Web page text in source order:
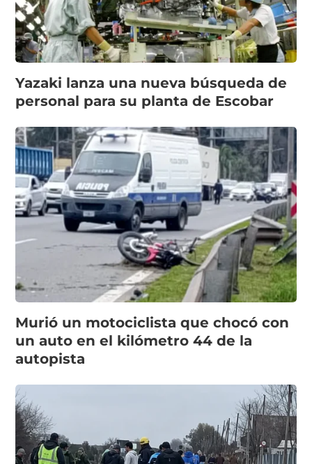
Yazaki lanza una nueva búsqueda de
personal para su planta de Escobar
Murió un motociclista que chocó con
un auto en el kilómetro 44 de la
autopista